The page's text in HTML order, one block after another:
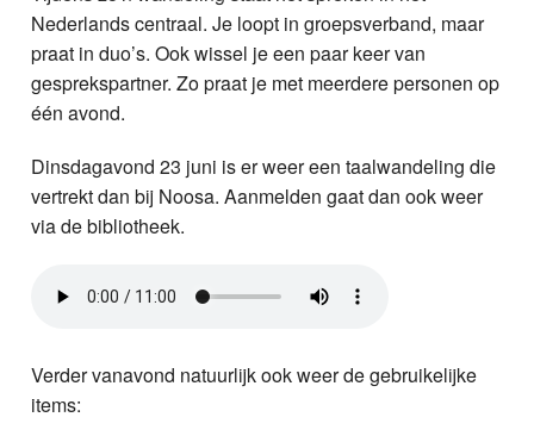
Nederlands centraal. Je loopt in groepsverband, maar
praat in duo’s. Ook wissel je een paar keer van
gesprekspartner. Zo praat je met meerdere personen op
één avond.
Dinsdagavond 23 juni is er weer een taalwandeling die
vertrekt dan bij Noosa. Aanmelden gaat dan ook weer
via de bibliotheek.
Verder vanavond natuurlijk ook weer de gebruikelijke
items: